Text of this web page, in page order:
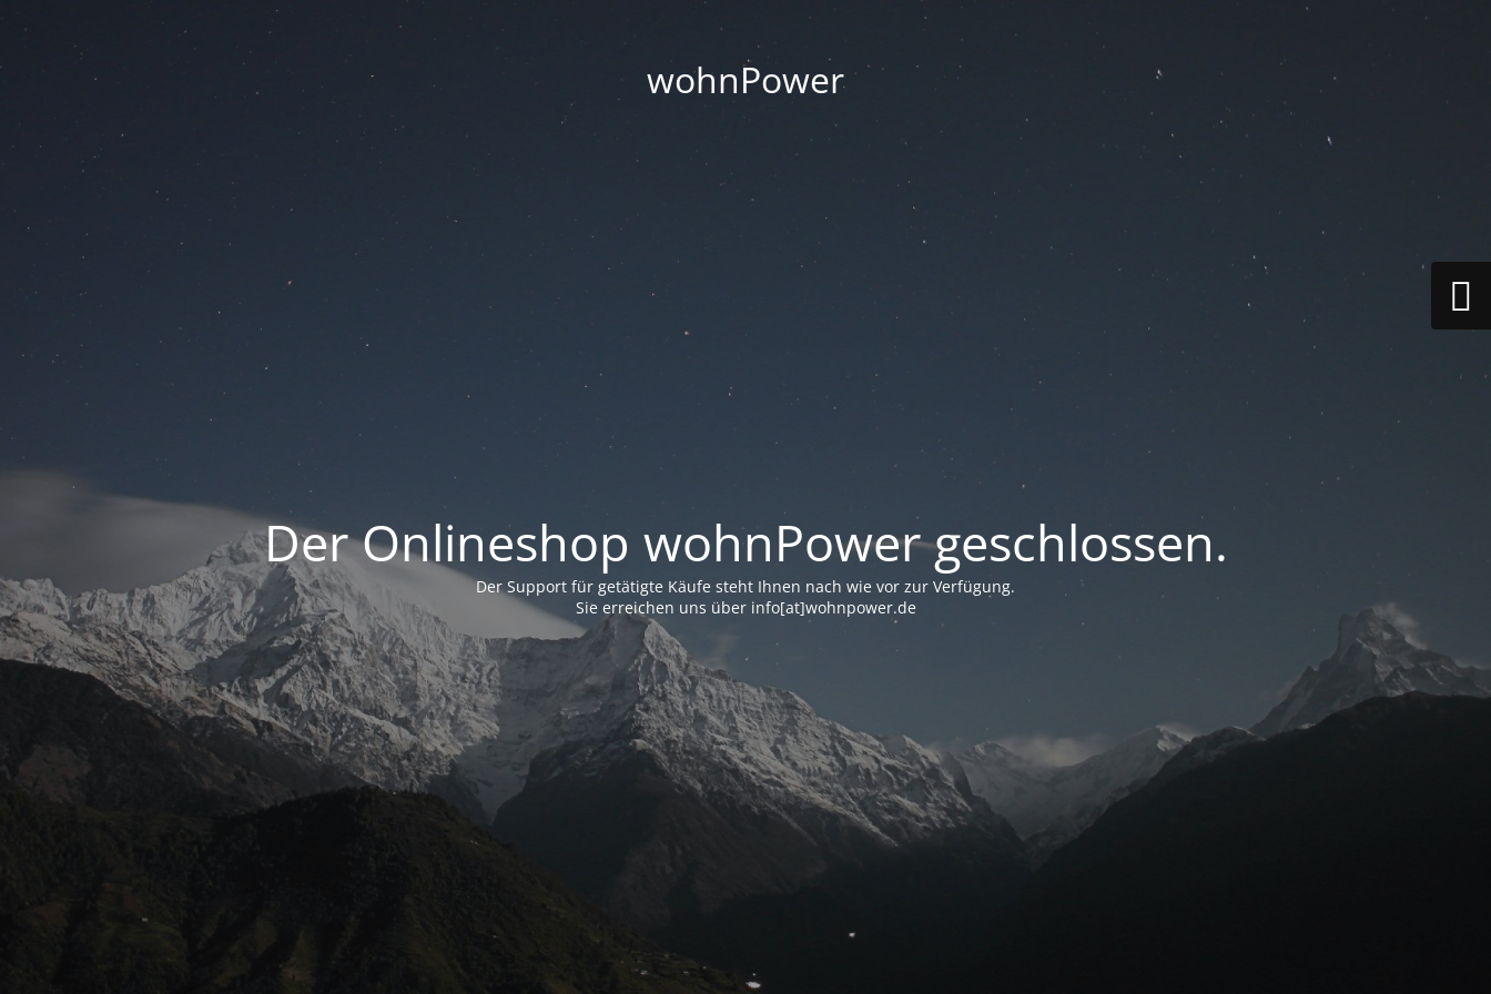
wohnPower
Der Onlineshop wohnPower geschlossen.
Der Support für getätigte Käufe steht Ihnen nach wie vor zur Verfügung.
Sie erreichen uns über info[at]wohnpower.de